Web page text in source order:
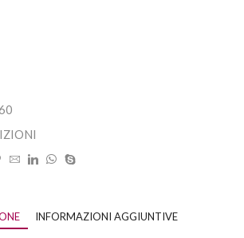
INFORMAZIONI AGGIUNTIVE